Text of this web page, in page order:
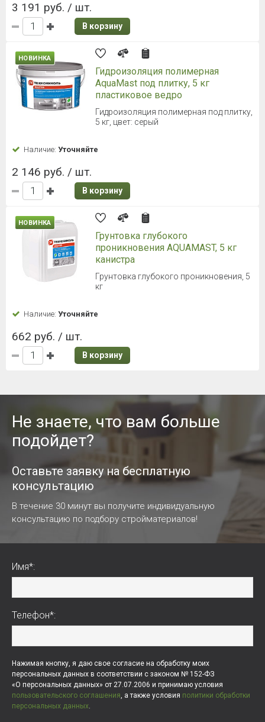
3 191 руб. / шт.
В корзину
НОВИНКА
Гидроизоляция полимерная
AquaMast под плитку, 5 кг
пластиковое ведро
Гидроизоляция полимерная под плитку,
5 кг, цвет: серый
Наличие: Уточняйте
2 146 руб. / шт.
В корзину
НОВИНКА
Грунтовка глубокого
проникновения AQUAMAST, 5 кг
канистра
Грунтовка глубокого проникновения, 5
кг
Наличие: Уточняйте
662 руб. / шт.
В корзину
Не знаете, что вам больше
подойдет?
Оставьте заявку на бесплатную
консультацию
В течение 30 минут вы получите индивидуальную
консультацию по подбору стройматериалов!
Имя*:
Телефон*:
Нажимая кнопку, я даю свое согласие на обработку моих
персональных данных в соответствии с законом № 152-ФЗ
«О персональных данных» от 27.07.2006 и принимаю условия
пользовательского соглашения, а также условия политики обработки
персональных данных.